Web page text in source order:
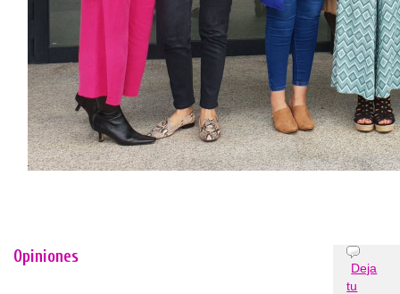
Opiniones
Deja
tu